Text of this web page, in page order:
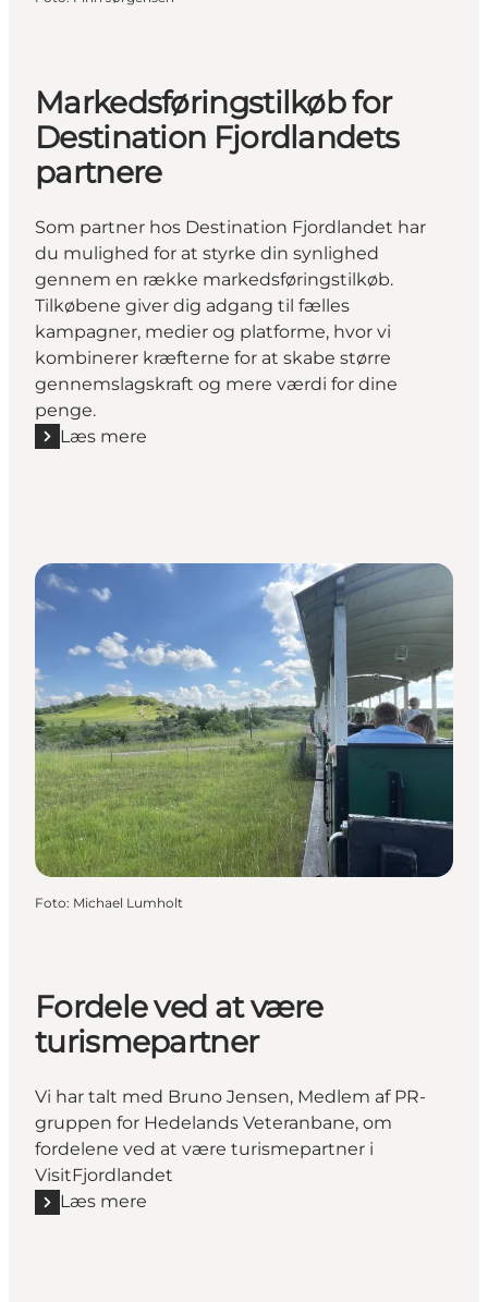
Markedsføringstilkøb for
Destination Fjordlandets
partnere
Som partner hos Destination Fjordlandet har
du mulighed for at styrke din synlighed
gennem en række markedsføringstilkøb.
Tilkøbene giver dig adgang til fælles
kampagner, medier og platforme, hvor vi
kombinerer kræfterne for at skabe større
gennemslagskraft og mere værdi for dine
penge.
Læs mere
Læs mere "Markedsføringstilkøb for Destination
Foto: Michael Lumholt
Fordele ved at være
turismepartner
Vi har talt med Bruno Jensen, Medlem af PR-
gruppen for Hedelands Veteranbane, om
fordelene ved at være turismepartner i
VisitFjordlandet
Læs mere
Læs mere "Fordele ved at være turismepartner "